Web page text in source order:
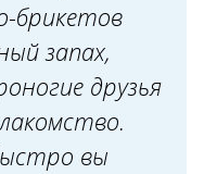
брикетов
запах,
друзья
вы